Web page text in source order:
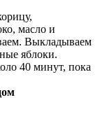
масло и
Выкладываем
яблоки.
40 минут, пока